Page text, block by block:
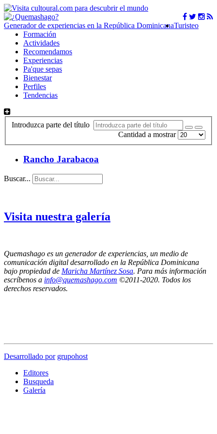
Generador de experiencias en la República DominicanaTuristeo
Formación
Actividades
Recomendamos
Experiencias
Pa'que sepas
Bienestar
Perfiles
Tendencias
Introduzca parte del título
Cantidad a mostrar
Rancho Jarabacoa
Buscar...
Visita nuestra galería
Quemashago es un generador de experiencias, un medio de
comunicación digital desarrollado en la República Dominicana
bajo propiedad de Maricha Martínez Sosa. Para más información
escríbenos a info@quemashago.com ©2011-2020. Todos los
derechos reservados.
Desarrollado por grupohost
Editores
Busqueda
Galería